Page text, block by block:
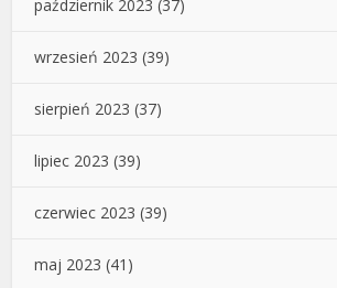
październik 2023 (37)
wrzesień 2023 (39)
sierpień 2023 (37)
lipiec 2023 (39)
czerwiec 2023 (39)
maj 2023 (41)